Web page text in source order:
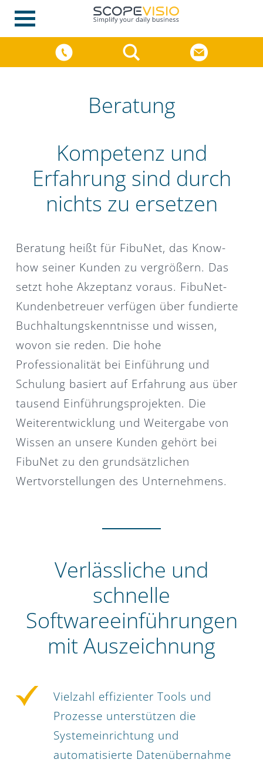
Beratung
Kompetenz und
Erfahrung sind durch
nichts zu ersetzen
Beratung heißt für FibuNet, das Know-
how seiner Kunden zu vergrößern. Das
setzt hohe Akzeptanz voraus. FibuNet-
Kundenbetreuer verfügen über fundierte
Buchhaltungskenntnisse und wissen,
wovon sie reden. Die hohe
Professionalität bei Einführung und
Schulung basiert auf Erfahrung aus über
tausend Einführungsprojekten. Die
Weiterentwicklung und Weitergabe von
Wissen an unsere Kunden gehört bei
FibuNet zu den grundsätzlichen
Wertvorstellungen des Unternehmens.
Verlässliche und
schnelle
Softwareeinführungen
mit Auszeichnung
Vielzahl effizienter Tools und
Prozesse unterstützen die
Systemeinrichtung und
automatisierte Datenübernahme